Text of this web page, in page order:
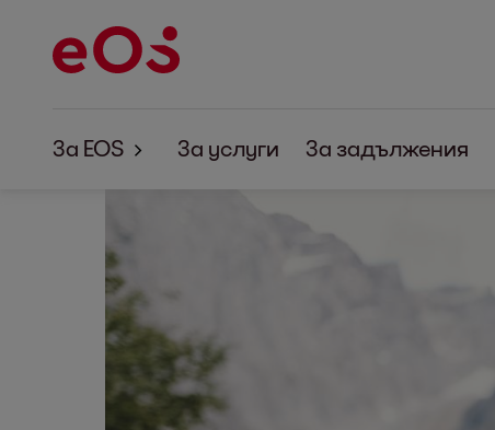
За EOS
Корпоративна отговорност
За услуги За задължения